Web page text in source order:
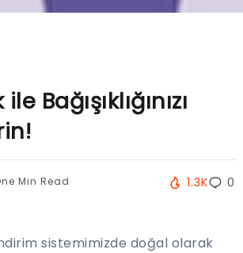
Bağışıklığınızı
Min Read 1.3K 0
sistemimizde doğal olarak